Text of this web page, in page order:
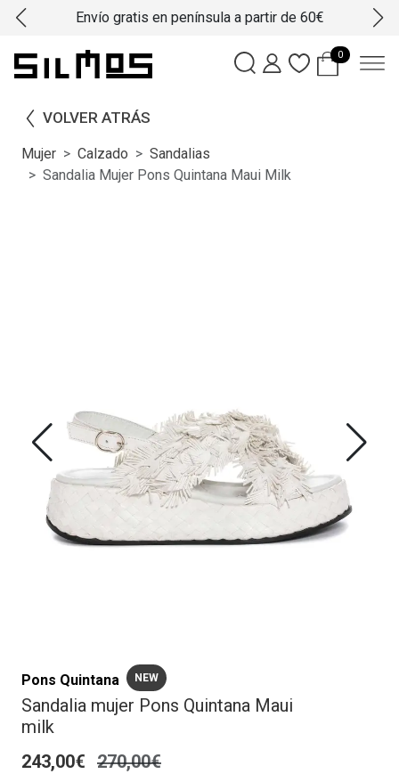
Envío gratis en península a partir de 60€
0
VOLVER ATRÁS
Mujer Calzado
Sandalias
Sandalia Mujer Pons Quintana Maui Milk
Pons Quintana NEW
Sandalia mujer Pons Quintana Maui
milk
243,00€ 270,00€